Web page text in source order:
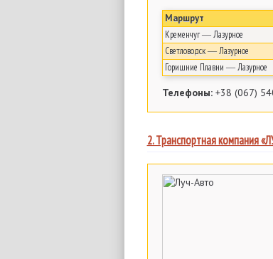
Маршрут
Кременчуг ― Лазурное
Светловодск ― Лазурное
Горишние Плавни ― Лазурное
Телефоны:+38 (067)
2. Транспортная компания